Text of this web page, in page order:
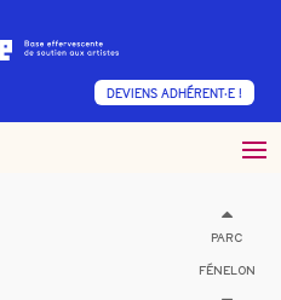
DEVIENS ADHÉRENT·E !
PARC
FÉNELON